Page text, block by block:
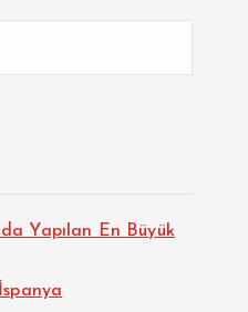
Yapılan En Büyük